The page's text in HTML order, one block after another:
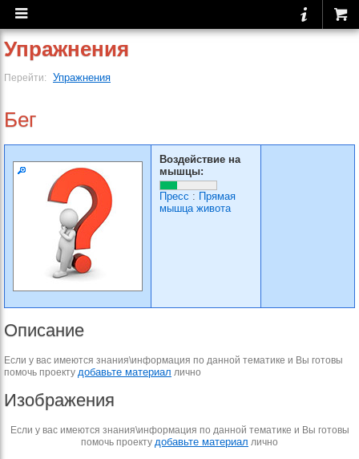
Упражнения
Перейти: Упражнения
Бег
Воздействие на
мышцы:
Пресс : Прямая
мышца живота
Описание
Если у вас имеются знания\информация по данной тематике и Вы готовы
помочь проекту добавьте материал лично
Изображения
Если у вас имеются знания\информация по данной тематике и Вы готовы
помочь проекту добавьте материал лично